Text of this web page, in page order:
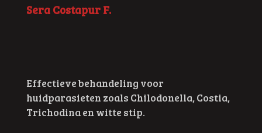
Sera Costapur F.
Effectieve behandeling voor
huidparasieten zoals Chilodonella, Costia,
Trichodina en witte stip.